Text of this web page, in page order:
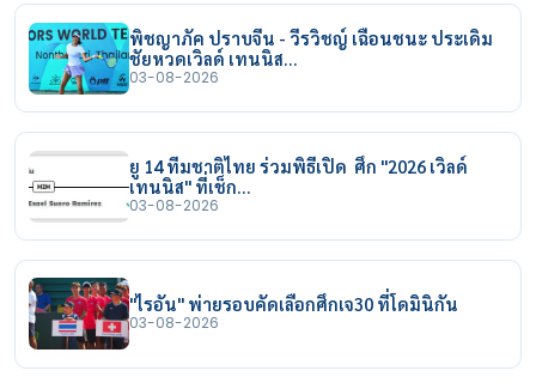
พิชญาภัค ปราบจีน - วีรวิชญ์ เฉือนชนะ ประเดิม
ชัยหวดเวิลด์ เทนนิส…
03-08-2026
ยู 14 ทีมชาติไทย ร่วมพิธีเปิด ศึก "2026 เวิลด์
เทนนิส" ที่เช็ก…
03-08-2026
"ไรอัน" พ่ายรอบคัดเลือกศึกเจ30 ที่โดมินิกัน
03-08-2026